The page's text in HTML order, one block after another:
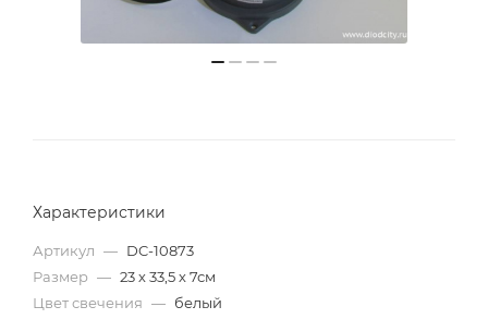
Характеристики
Артикул — DC-10873
Размер — 23 х 33,5 х 7см
Цвет свечения — белый